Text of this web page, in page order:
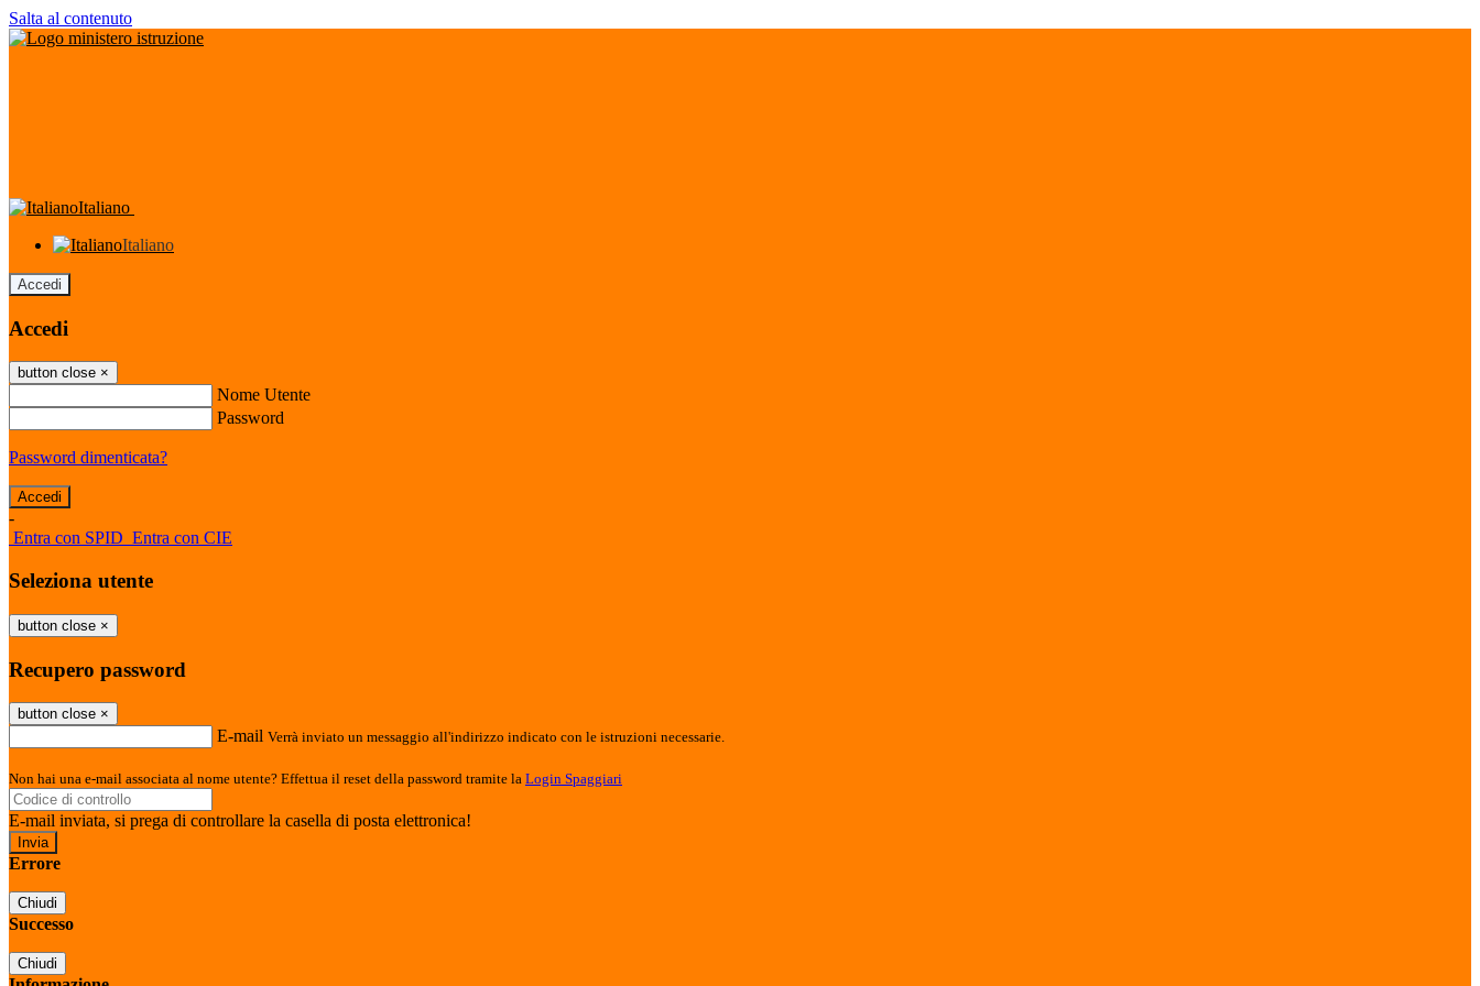
Salta al contenuto
Italiano
Italiano
Accedi
Accedi
button close ×
Nome Utente
Password
Password dimenticata?
-
Entra con SPID Entra con CIE
Seleziona utente
button close ×
Recupero password
button close ×
E-mail Verrà inviato un messaggio all'indirizzo indicato con le istruzioni necessarie.
Non hai una e-mail associata al nome utente? Effettua il reset della password tramite la Login Spaggiari
E-mail inviata, si prega di controllare la casella di posta elettronica!
Errore
Chiudi
Successo
Chiudi